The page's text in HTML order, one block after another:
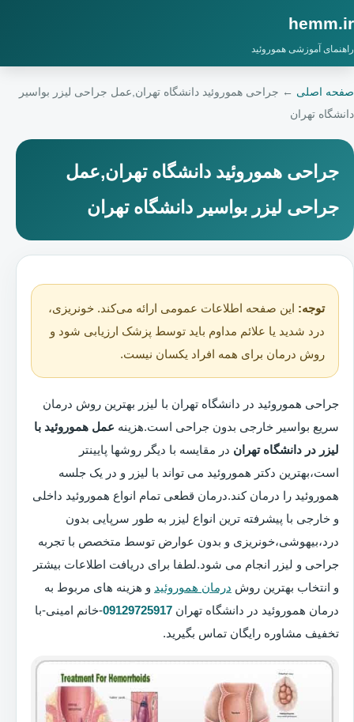
hemm.ir
راهنمای آموزشی هموروئید
صفحه اصلی ← جراحی هموروئید دانشگاه تهران,عمل جراحی لیزر بواسیر
دانشگاه تهران
جراحی هموروئید دانشگاه تهران,عمل
جراحی لیزر بواسیر دانشگاه تهران
توجه: این صفحه اطلاعات عمومی ارائه می‌کند. خونریزی،
درد شدید یا علائم مداوم باید توسط پزشک ارزیابی شود و
روش درمان برای همه افراد یکسان نیست.
جراحی هموروئید در دانشگاه تهران با لیزر بهترین روش درمان
سریع بواسیر خارجی بدون جراحی است.هزینه عمل هموروئید با
لیزر در دانشگاه تهران در مقایسه با دیگر روشها پایینتر
است،بهترین دکتر هموروئید می تواند با لیزر و در یک جلسه
هموروئید را درمان کند.درمان قطعی تمام انواع هموروئید داخلی
و خارجی با پیشرفته ترین انواع لیزر به طور سرپایی بدون
درد،بیهوشی،خونریزی و بدون عوارض توسط متخصص با تجربه
جراحی و لیزر انجام می شود.لطفا برای دریافت اطلاعات بیشتر
و انتخاب بهترین روش درمان هموروئید و هزینه های مربوط به
درمان هموروئید در دانشگاه تهران 09129725917-خانم امینی-با
تخفیف مشاوره رایگان تماس بگیرید.